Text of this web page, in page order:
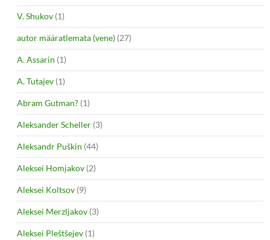
V. Shukov (1)
autor määratlemata (vene) (27)
A. Assarin (1)
A. Tutajev (1)
Abram Gutman? (1)
Aleksander Scheller (3)
Aleksandr Puškin (44)
Aleksei Homjakov (2)
Aleksei Koltsov (9)
Aleksei Merzljakov (3)
Aleksei Pleštšejev (1)